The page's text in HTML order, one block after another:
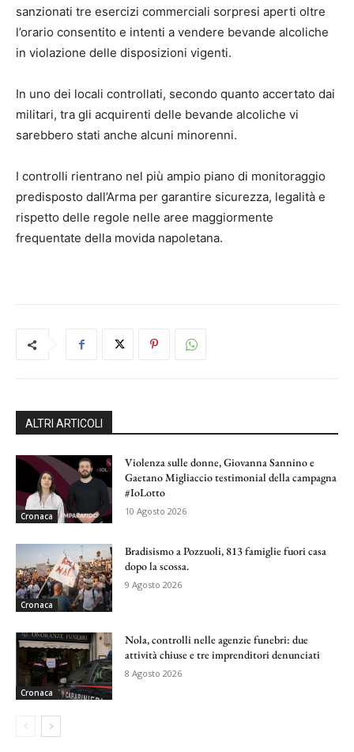
sanzionati tre esercizi commerciali sorpresi aperti oltre
l’orario consentito e intenti a vendere bevande alcoliche
in violazione delle disposizioni vigenti.
In uno dei locali controllati, secondo quanto accertato dai
militari, tra gli acquirenti delle bevande alcoliche vi
sarebbero stati anche alcuni minorenni.
I controlli rientrano nel più ampio piano di monitoraggio
predisposto dall’Arma per garantire sicurezza, legalità e
rispetto delle regole nelle aree maggiormente
frequentate della movida napoletana.
ALTRI ARTICOLI
Cronaca
Violenza sulle donne, Giovanna Sannino e
Gaetano Migliaccio testimonial della campagna
#IoLotto
10 Agosto 2026
Cronaca
Bradisismo a Pozzuoli, 813 famiglie fuori casa
dopo la scossa.
9 Agosto 2026
Cronaca
Nola, controlli nelle agenzie funebri: due
attività chiuse e tre imprenditori denunciati
8 Agosto 2026